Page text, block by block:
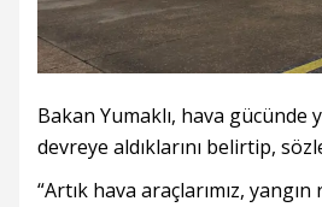
Bakan Yumaklı, hava gücünde
devreye aldıklarını belirtip,
“Artık hava araçlarımız,